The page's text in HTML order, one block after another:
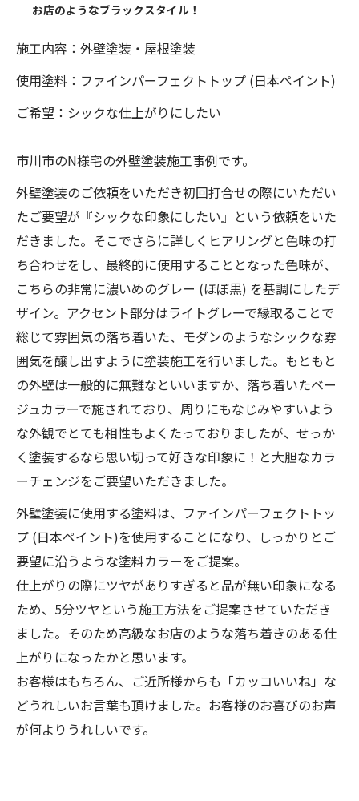
お店のようなブラックスタイル！
施工内容：外壁塗装・屋根塗装
使用塗料：ファインパーフェクトトップ (日本ペイント)
ご希望：シックな仕上がりにしたい
市川市のN様宅の外壁塗装施工事例です。
外壁塗装のご依頼をいただき初回打合せの際にいただい
たご要望が『シックな印象にしたい』という依頼をいた
だきました。そこでさらに詳しくヒアリングと色味の打
ち合わせをし、最終的に使用することとなった色味が、
こちらの非常に濃いめのグレー (ほぼ黒) を基調にしたデ
ザイン。アクセント部分はライトグレーで縁取ることで
総じて雰囲気の落ち着いた、モダンのようなシックな雰
囲気を醸し出すように塗装施工を行いました。もともと
の外壁は一般的に無難なといいますか、落ち着いたベー
ジュカラーで施されており、周りにもなじみやすいよう
な外観でとても相性もよくたっておりましたが、せっか
く塗装するなら思い切って好きな印象に！と大胆なカラ
ーチェンジをご要望いただきました。
外壁塗装に使用する塗料は、ファインパーフェクトトッ
プ (日本ペイント)を使用することになり、しっかりとご
要望に沿うような塗料カラーをご提案。
仕上がりの際にツヤがありすぎると品が無い印象になる
ため、5分ツヤという施工方法をご提案させていただき
ました。そのため高級なお店のような落ち着きのある仕
上がりになったかと思います。
お客様はもちろん、ご近所様からも「カッコいいね」な
どうれしいお言葉も頂けました。お客様のお喜びのお声
が何よりうれしいです。